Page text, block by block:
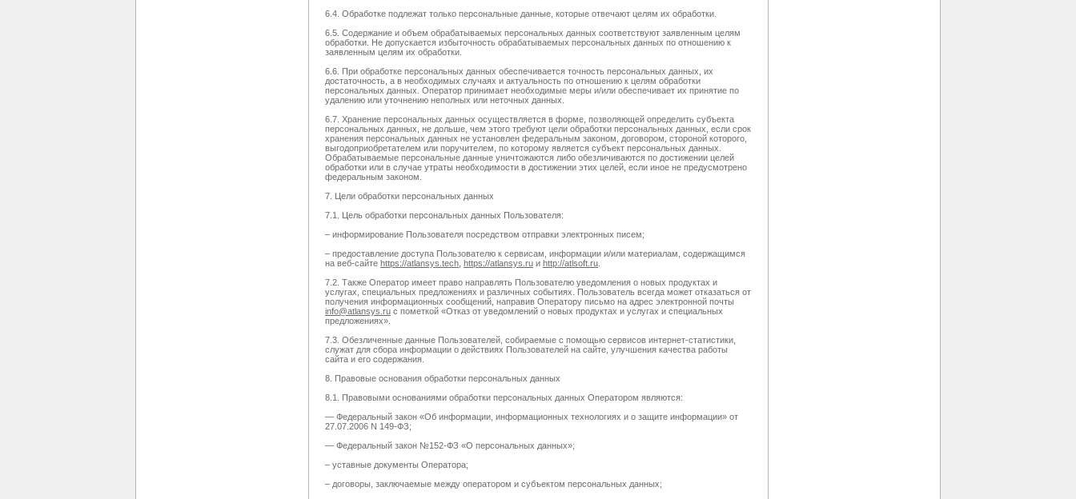
6.4. Обработке подлежат только персональные данные, которые отвечают целям их обработки.
6.5. Содержание и объем обрабатываемых персональных данных соответствуют заявленным целям
обработки. Не допускается избыточность обрабатываемых персональных данных по отношению к
заявленным целям их обработки.
6.6. При обработке персональных данных обеспечивается точность персональных данных, их
достаточность, а в необходимых случаях и актуальность по отношению к целям обработки
персональных данных. Оператор принимает необходимые меры и/или обеспечивает их принятие по
удалению или уточнению неполных или неточных данных.
6.7. Хранение персональных данных осуществляется в форме, позволяющей определить субъекта
персональных данных, не дольше, чем этого требуют цели обработки персональных данных, если срок
хранения персональных данных не установлен федеральным законом, договором, стороной которого,
выгодоприобретателем или поручителем, по которому является субъект персональных данных.
Обрабатываемые персональные данные уничтожаются либо обезличиваются по достижении целей
обработки или в случае утраты необходимости в достижении этих целей, если иное не предусмотрено
федеральным законом.
7. Цели обработки персональных данных
7.1. Цель обработки персональных данных Пользователя:
– информирование Пользователя посредством отправки электронных писем;
– предоставление доступа Пользователю к сервисам, информации и/или материалам, содержащимся
на веб-сайте https://atlansys.tech https://atlansys.ru и http://atlsoft.ru
7.2. Также Оператор имеет право направлять Пользователю уведомления о новых продуктах и
услугах, специальных предложениях и различных событиях. Пользователь всегда может отказаться от
получения информационных сообщений, направив Оператору письмо на адрес электронной почты
info@atlansys.ru с пометкой «Отказ от уведомлений о новых продуктах и услугах и специальных
предложениях».
7.3. Обезличенные данные Пользователей, собираемые с помощью сервисов интернет-статистики,
служат для сбора информации о действиях Пользователей на сайте, улучшения качества работы
сайта и его содержания.
8. Правовые основания обработки персональных данных
8.1. Правовыми основаниями обработки персональных данных Оператором являются:
— Федеральный закон «Об информации, информационных технологиях и о защите информации» от
27.07.2006 N 149-ФЗ;
— Федеральный закон №152-ФЗ «О персональных данных»;
– уставные документы Оператора;
– договоры, заключаемые между оператором и субъектом персональных данных;